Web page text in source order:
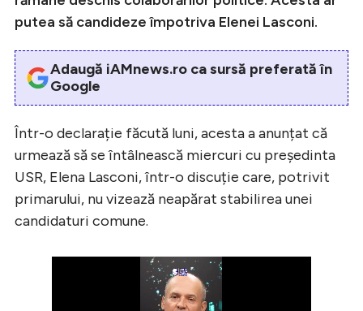
putea să candideze împotriva Elenei Lasconi.
Adaugă iAMnews.ro ca sursă preferată în
Google
Într-o declarație făcută luni, acesta a anunțat că
urmează să se întâlnească miercuri cu președinta
USR, Elena Lasconi, într-o discuție care, potrivit
primarului, nu vizează neapărat stabilirea unei
candidaturi comune.